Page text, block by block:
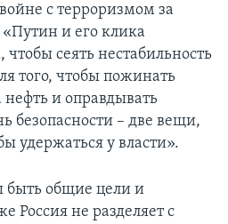
с терроризмом за
и его клика
сеять нестабильность
того, чтобы пожинать
и оправдывать
безопасности – две вещи,
удержаться у власти».
общие цели и
Россия не разделяет с